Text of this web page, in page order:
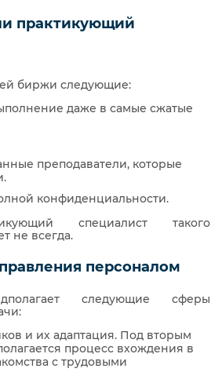
практикующий
биржи следующие:
даже в самые сжатые
преподаватели, которые
конфиденциальности.
специалист такого
не всегда.
персоналом
следующие сферы
и их адаптация. Под вторым
процесс вхождения в
с трудовыми